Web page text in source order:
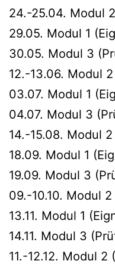
24.-25.04. Modul
29.05. Modul 1
30.05. Modul 3
12.-13.06. Modul
03.07. Modul 1
04.07. Modul 3
14.-15.08. Modul
18.09. Modul 1
19.09. Modul 3
09.-10.10. Modul
13.11. Modul 1
14.11. Modul 3
11.-12.12. Modul